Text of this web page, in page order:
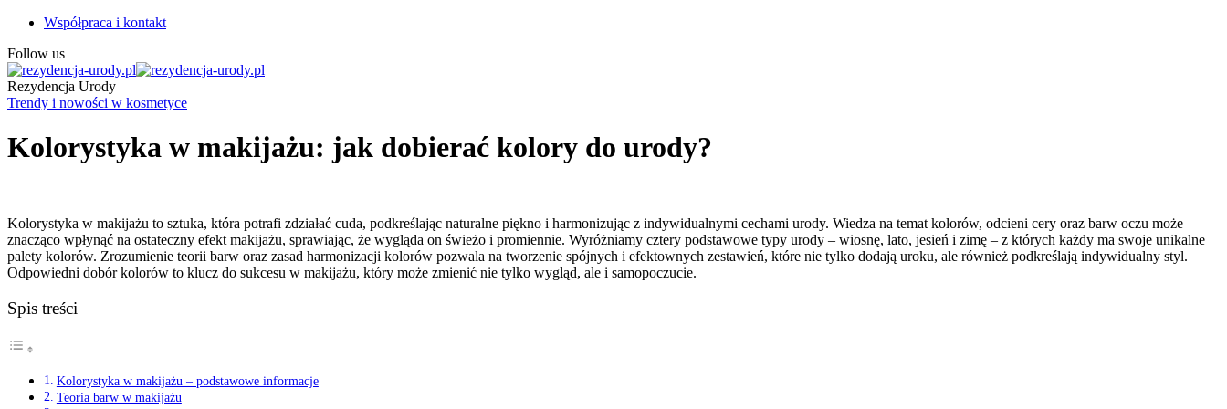
Współpraca i kontakt
Follow us
Rezydencja Urody
Trendy i nowości w kosmetyce
Kolorystyka w makijażu: jak dobierać kolory do urody?
Kolorystyka w makijażu to sztuka, która potrafi zdziałać cuda, podkreślając naturalne piękno i harmonizując z indywidualnymi cechami urody. Wiedza na temat kolorów, odcieni cery oraz barw oczu może
znacząco wpłynąć na ostateczny efekt makijażu, sprawiając, że wygląda on świeżo i promiennie. Wyróżniamy cztery podstawowe typy urody – wiosnę, lato, jesień i zimę – z których każdy ma swoje unikalne
palety kolorów. Zrozumienie teorii barw oraz zasad harmonizacji kolorów pozwala na tworzenie spójnych i efektownych zestawień, które nie tylko dodają uroku, ale również podkreślają indywidualny styl.
Odpowiedni dobór kolorów to klucz do sukcesu w makijażu, który może zmienić nie tylko wygląd, ale i samopoczucie.
Spis treści
Kolorystyka w makijażu – podstawowe informacje
Teoria barw w makijażu